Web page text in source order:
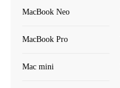
MacBook Neo
MacBook Pro
Mac mini